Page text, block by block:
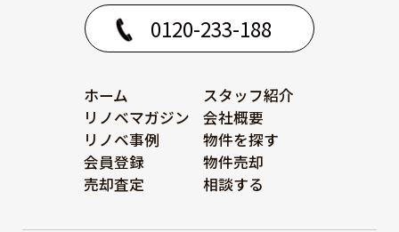
0120-233-188
ホーム
スタッフ紹介
リノベマガジン
会社概要
リノベ事例
物件を探す
会員登録
物件売却
売却査定
相談する